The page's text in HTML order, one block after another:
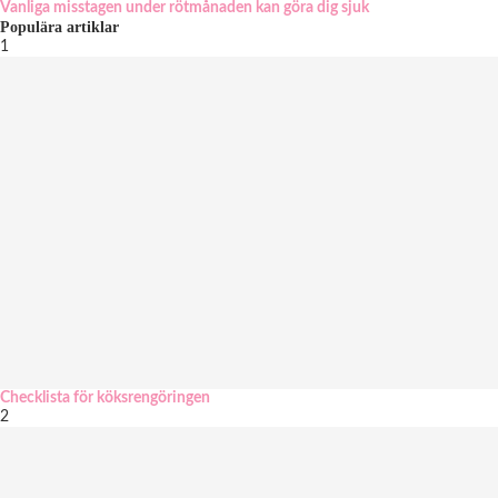
Vanliga misstagen under rötmånaden kan göra dig sjuk
Populära artiklar
1
Checklista för köksrengöringen
2